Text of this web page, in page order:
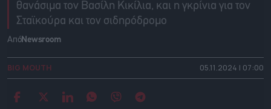
θανάσιμα τον Βασίλη Κικίλια, και η γκρίνια για τον
Σταϊκούρα και τον σιδηρόδρομο
ΑπόNewsroom
BIG MOUTH 05.11.2024 | 07:00